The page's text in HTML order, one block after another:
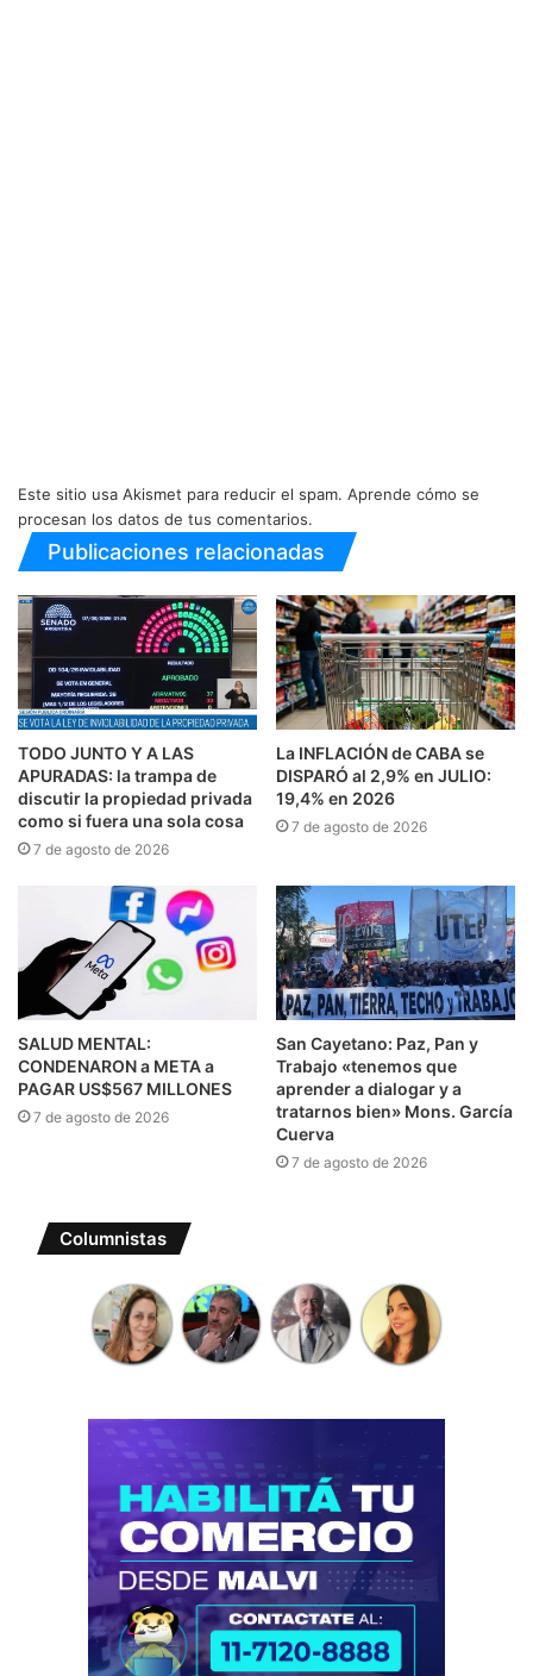
Este sitio usa Akismet para reducir el spam. Aprende cómo se
procesan los datos de tus comentarios.
Publicaciones relacionadas
TODO JUNTO Y A LAS
APURADAS: la trampa de
discutir la propiedad privada
como si fuera una sola cosa
7 de agosto de 2026
La INFLACIÓN de CABA se
DISPARÓ al 2,9% en JULIO:
19,4% en 2026
7 de agosto de 2026
SALUD MENTAL:
CONDENARON a META a
PAGAR US$567 MILLONES
7 de agosto de 2026
San Cayetano: Paz, Pan y
Trabajo «tenemos que
aprender a dialogar y a
tratarnos bien» Mons. García
Cuerva
7 de agosto de 2026
Columnistas